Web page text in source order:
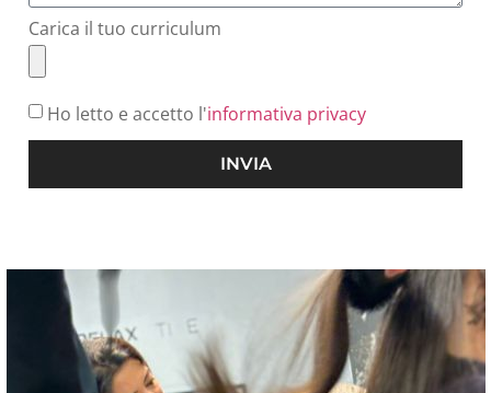
Carica il tuo curriculum
Ho letto e accetto l'informativa privacy
INVIA